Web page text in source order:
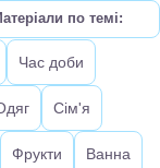
Час доби
Сім'я
Фрукти Ванна
по темі: